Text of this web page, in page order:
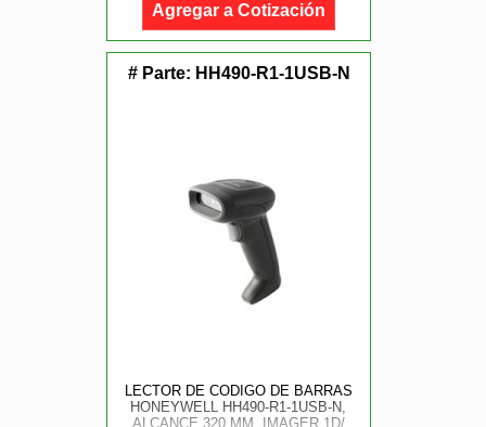
Agregar a Cotización
# Parte: HH490-R1-1USB-N
LECTOR DE CODIGO DE BARRAS
HONEYWELL HH490-R1-1USB-N,
ALCANCE 320 MM, IMAGER 1D/